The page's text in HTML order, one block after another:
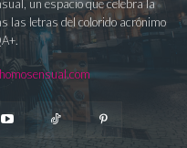
un espacio que celebra la
las letras del colorido acrónimo